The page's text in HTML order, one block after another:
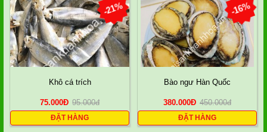
-21%
Khô cá trích
75.000Đ 95.000đ
ĐẶT HÀNG
-16%
Bào ngư Hàn Quốc
380.000Đ 450.000đ
ĐẶT HÀNG